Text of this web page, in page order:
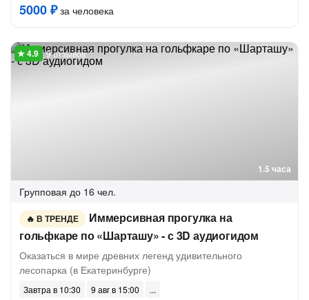
5000 ₽за человека
1.5 часа
9 отзывов
Групповая до 16 чел.
В ТРЕНДЕ
Иммерсивная прогулка на
гольфкаре по «Шарташу» - с 3D аудиогидом
Оказаться в мире древних легенд удивительного
лесопарка (в Екатеринбурге)
Завтра в 10:30 9 авг в 15:00